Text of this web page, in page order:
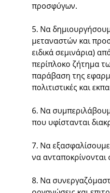
προσφύγων.
5. Να
μεταναστών και
ειδικά σεμινάρια)
περίπλοκο ζήτημα
παράβαση της
πολιτιστικές και
6. Να
που υφίστανται
7. Να
να
8. Να